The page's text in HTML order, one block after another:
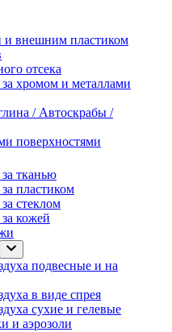
и внешним пластиком
отсека
хромом и металлами
/ Автоскрабы /
поверхностями
тканью
пластиком
стеклом
кожей
подвесные и на
в виде спрея
сухие и гелевые
и аэрозоли